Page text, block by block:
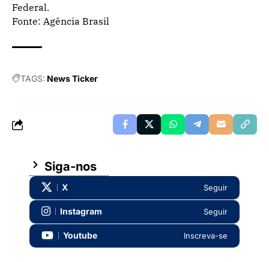
Federal.
Fonte: Agência Brasil
TAGS: News Ticker
Siga-nos
X Seguir
Instagram Seguir
Youtube Inscreva-se